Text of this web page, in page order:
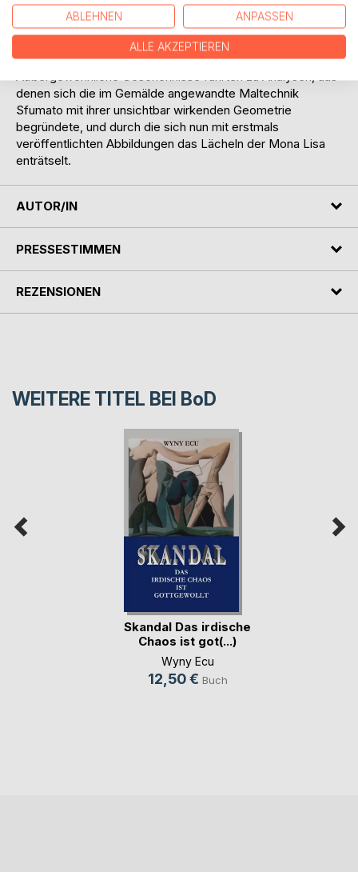
Zwecken Leichen sezierte.
Auch berichtete sie von Homosexualität, vom Venusgürtel
und anderen Begebenheiten, sowie von bisher unbekannt
gebliebenen Erfindungen aus damaliger Zeit.
Außergewöhnliche Geschehnisse führten zu Analysen, aus
denen sich die im Gemälde angewandte Maltechnik
Sfumato mit ihrer unsichtbar wirkenden Geometrie
begründete, und durch die sich nun mit erstmals
veröffentlichten Abbildungen das Lächeln der Mona Lisa
enträtselt.
AUTOR/IN
PRESSESTIMMEN
REZENSIONEN
WEITERE TITEL BEI BoD
Skandal Das irdische
Chaos ist got(...)
Wyny Ecu
12,50 € Buch
ABLEHNEN ANPASSEN
ALLE AKZEPTIEREN